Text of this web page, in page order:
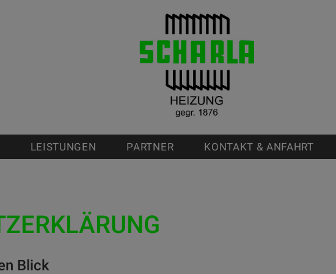
LEISTUNGEN PARTNER KONTAKT & ANFAHRT
Blick